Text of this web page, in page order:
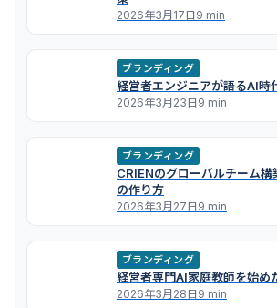
2026年3月17日9 min
ブランディング
経営者エンジニアが語るAI時
2026年3月23日9 min
ブランディング
CRIENのグローバルチーム構
の作り方
2026年3月27日9 min
ブランディング
経営者専門AI家庭教師を始め
2026年3月28日9 min